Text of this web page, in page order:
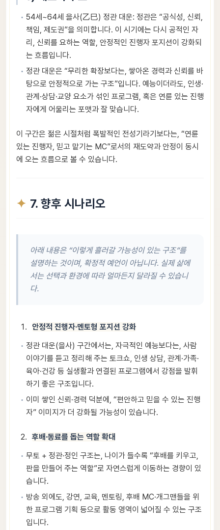
54세~64세 을사(乙巳) 정관 대운: 정관은 “공식성, 신뢰,
책임, 제도권”을 의미합니다. 이 시기에는 다시 공적인 자
리, 신뢰를 요하는 역할, 안정적인 진행자 포지션이 강화되
는 흐름입니다.
정관 대운은 “무리한 확장보다는, 쌓아온 경력과 신뢰를 바
탕으로 안정적으로 가는 구조”입니다. 예능이더라도, 인생·
관계·상담·교양 요소가 섞인 프로그램, 혹은 연륜 있는 진행
자에게 어울리는 포맷과 잘 맞습니다.
이 구간은 젊은 시절처럼 폭발적인 전성기라기보다는, “연륜
있는 진행자, 믿고 맡기는 MC”로서의 재도약과 안정이 동시
에 오는 흐름으로 볼 수 있습니다.
7. 향후 시나리오
아래 내용은 “이렇게 흘러갈 가능성이 있는 구조”를
설명하는 것이며, 확정적 예언이 아닙니다. 실제 삶에
서는 선택과 환경에 따라 얼마든지 달라질 수 있습니
다.
안정적 진행자·멘토형 포지션 강화
정관 대운(을사) 구간에서는, 자극적인 예능보다는, 사람
이야기를 듣고 정리해 주는 토크쇼, 인생 상담, 관계·가족·
육아·건강 등 실생활과 연결된 프로그램에서 강점을 발휘
하기 좋은 구조입니다.
이미 쌓인 신뢰·경력 덕분에, “편안하고 믿을 수 있는 진행
자” 이미지가 더 강화될 가능성이 있습니다.
후배·동료를 돕는 역할 확대
무토 + 정관·정인 구조는, 나이가 들수록 “후배를 키우고,
판을 만들어 주는 역할”로 자연스럽게 이동하는 경향이 있
습니다.
방송 외에도, 강연, 교육, 멘토링, 후배 MC·개그맨들을 위
한 프로그램 기획 등으로 활동 영역이 넓어질 수 있는 구조
입니다.